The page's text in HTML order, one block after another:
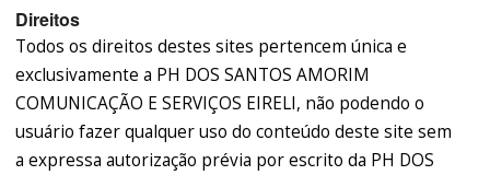
Direitos
Todos os direitos destes sites pertencem única e
exclusivamente a PH DOS SANTOS AMORIM
COMUNICAÇÃO E SERVIÇOS EIRELI, não podendo o
usuário fazer qualquer uso do conteúdo deste site sem
a expressa autorização prévia por escrito da PH DOS